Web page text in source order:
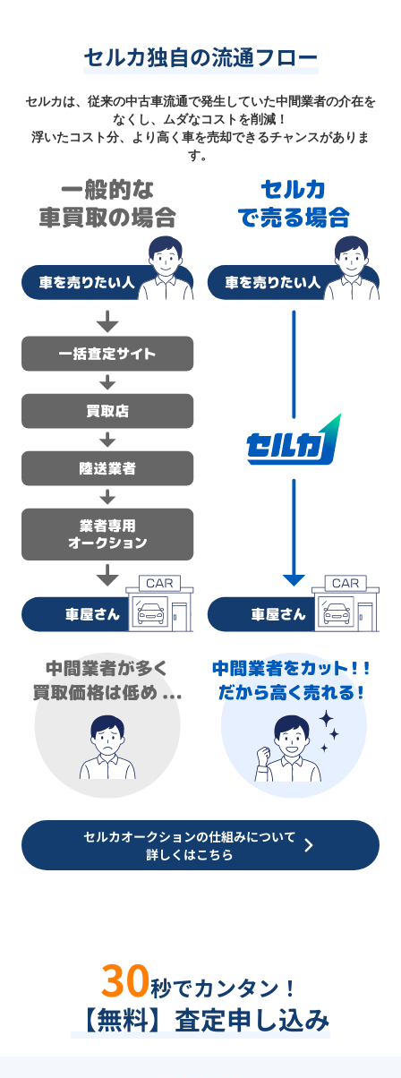
セルカ独自の流通フロー
セルカは、従来の中古車流通で発生していた中間業者の介在を
なくし、ムダなコストを削減！
浮いたコスト分、より高く車を売却できるチャンスがありま
す。
セルカオークションの仕組みについて
詳しくはこちら
30秒でカンタン！
【無料】査定申し込み